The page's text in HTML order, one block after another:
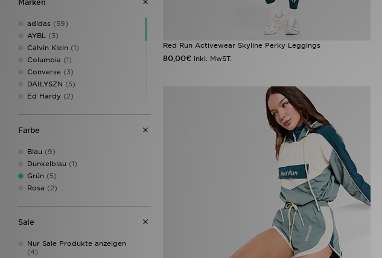
Marken
adidas (59)
AYBL
(3)
Calvin Klein (1)
Columbia (1)
Converse (3)
DAILYSZN (5)
Ed Hardy (2)
Jordan
MONTIREX
New Balance (3)
New Era
Nike(11)
PUMA(1)
Stanley (4)
The North Face
Farbe
Blau (9)
Dunkelblau (1)
Grün (5)
Rosa (2)
Sale
Nur Sale Produkte anzeigen
(4)
Red Run Activewear Skyline Perky Leggings
80,00€ inkl. MwST.